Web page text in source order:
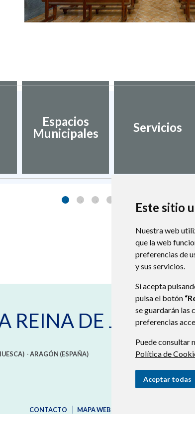
Este sitio
Nuestra web
que la web
preferencias de
y sus servicios.
Si acepta
pulsa el botón
se guardarán las
preferencias
Puede consultar
Política de
Aceptar todas
Espacios
Municipales
Servicios
REINA DE JACA
- ARAGÓN (ESPAÑA)
CONTACTO MAPA WEB